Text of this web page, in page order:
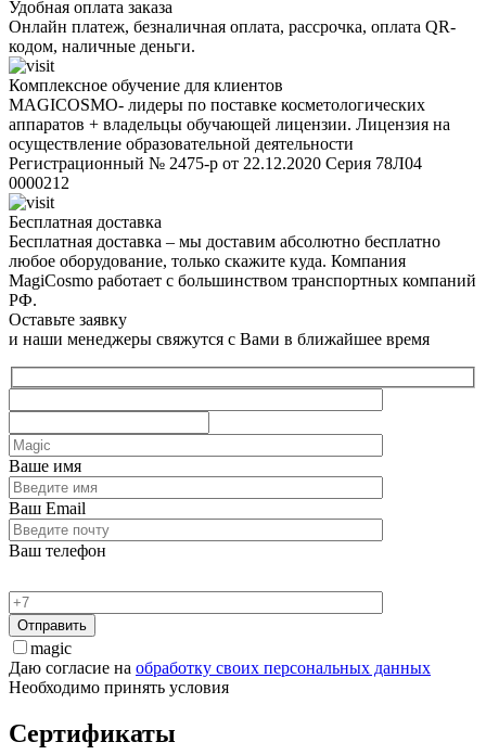
Удобная оплата заказа
Онлайн платеж, безналичная оплата, рассрочка, оплата QR-
кодом, наличные деньги.
Комплексное обучение для клиентов
MAGICOSMO- лидеры по поставке косметологических
аппаратов + владельцы обучающей лицензии. Лицензия на
осуществление образовательной деятельности
Регистрационный № 2475-р от 22.12.2020 Серия 78Л04
0000212
Бесплатная доставка
Бесплатная доставка – мы доставим абсолютно бесплатно
любое оборудование, только скажите куда. Компания
MagiCosmo работает с большинством транспортных компаний
РФ.
Оставьте заявку
и наши менеджеры свяжутся с Вами в ближайшее время
Ваше имя
Ваш Email
Ваш телефон
magic
Даю согласие на обработку своих персональных данных
Необходимо принять условия
Сертификаты